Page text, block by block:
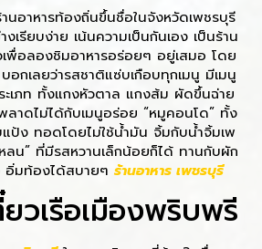
านอาหารท้องถิ่นขึ้นชื่อในจังหวัดเพชรบุรี
เรียบง่าย เน้นความเป็นกันเอง เป็นร้าน
เพื่อลองชิมอาหารอร่อยๆ อยู่เสมอ โดย
บอกเลยว่ารสชาติแซ่บเกือบทุกเมนู มีเมนู
ะเภท ทั้งแกงหัวตาล แกงส้ม ผัดขึ้นฉ่าย
าดไม่ได้กับเมนูอร่อย “หมูคอนโด” ทั้ง
ป้ง ทอดโดยไม่ใช้น้ำมัน จิ้มกับน้ำจิ้มเพ
ลน” ที่มีรสหวานเล็กน้อยก็ได้ ทานกับผัก
อิ่มท้องได้สบายๆ ร้านอาหาร เพชรบุรี
วเรือเมืองพริบพรี